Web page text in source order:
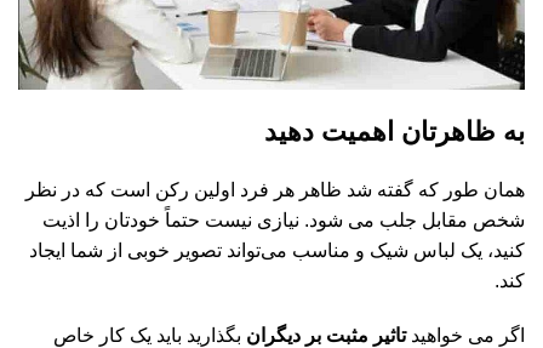
به ظاهرتان اهمیت دهید
همان طور که گفته شد ظاهر هر فرد اولین رکن است که در نظر
شخص مقابل جلب می شود. نیازی نیست حتماً خودتان را اذیت
کنید، یک لباس شیک و مناسب می‌تواند تصویر خوبی از شما ایجاد
کند.
اگر می خواهیدتاثیر مثبت بر دیگران بگذارید باید یک کار خاص